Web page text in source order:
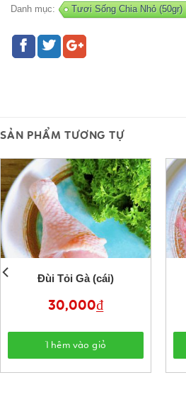
Danh mục: Tươi Sống Chia Nhỏ (50gr)
SẢN PHẨM TƯƠNG TỰ
Đùi Tỏi Gà (cái)
30,000₫
Thêm vào giỏ